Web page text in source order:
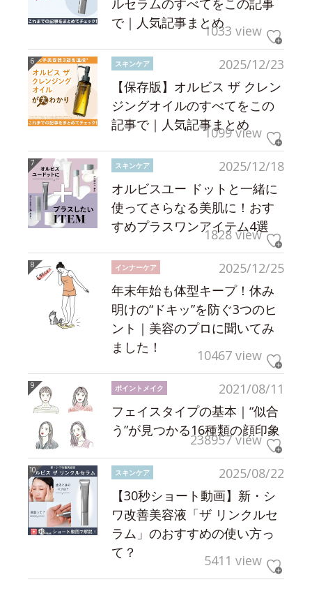
ルセラムのすべてをこの記事
で｜人気記事まとめ1033 view
2025/12/23
スキンケア
【保存版】オルビス ザ クレン
ジングオイルのすべてをこの
記事で｜人気記事まとめ
1099 view
2025/12/18
スキンケア
オルビスユー ドットと一緒に
使ってさらなる美肌に！おす
すめプラスワンアイテム4選
1828 view
2025/12/25
インナーケア
年末年始も体型キープ！休み
明けの“ドキッ”を防ぐ3つのヒ
ント｜美容のプロに聞いてみ
ました！
10467 view
2021/08/11
ポイントメイク
フェイスタイプの基本｜“似合
う”が見つかる16種類の顔印象
238957 view
2025/08/22
スキンケア
【30秒ショート動画】新・シ
ワ改善美容液「ザ リンクルセ
ラム」のおすすめの使い方っ
て？
5411 view